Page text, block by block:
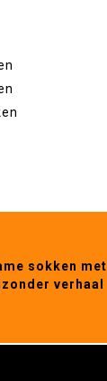
sokken met
verhaal